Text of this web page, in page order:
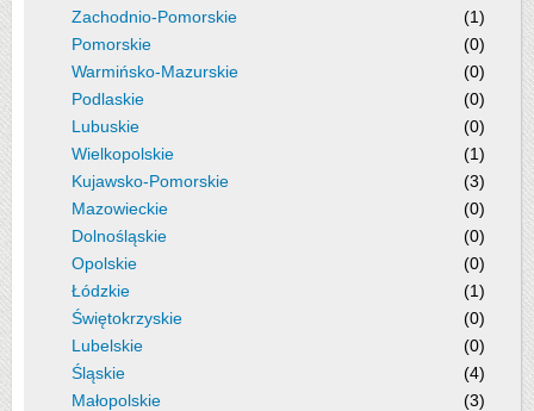
Zachodnio-Pomorskie
(1)
Pomorskie
(0)
Warmińsko-Mazurskie
(0)
Podlaskie
(0)
Lubuskie
(0)
Wielkopolskie
(1)
Kujawsko-Pomorskie
(3)
Mazowieckie
(0)
Dolnośląskie
(0)
Opolskie
(0)
Łódzkie
(1)
Świętokrzyskie
(0)
Lubelskie
(0)
Śląskie
(4)
Małopolskie
(3)